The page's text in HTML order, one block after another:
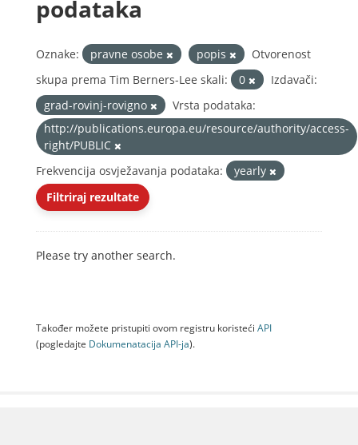
podataka
Oznake: pravne osobe popis
Otvorenost
skupa prema Tim Berners-Lee skali:
0
Izdavači:
grad-rovinj-rovigno
Vrsta podataka:
http://publications.europa.eu/resource/authority/access-
right/PUBLIC
Frekvencija osvježavanja podataka:
yearly
Filtriraj rezultate
Please try another search.
Također možete pristupiti ovom registru koristeći API
(pogledajte Dokumenаtаcijа API-jа).